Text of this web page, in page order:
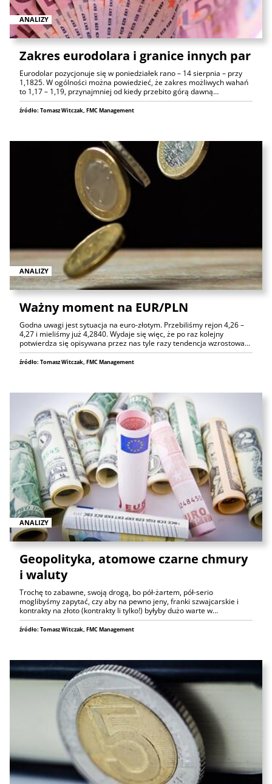
ANALIZY
Zakres eurodolara i granice innych par
Eurodolar pozycjonuje się w poniedziałek rano – 14 sierpnia – przy
1,1825. W ogólności można powiedzieć, że zakres możliwych wahań
to 1,17 – 1,19, przynajmniej od kiedy przebito górą dawną…
źródło: Tomasz Witczak, FMC Management
ANALIZY
Ważny moment na EUR/PLN
Godna uwagi jest sytuacja na euro-złotym. Przebiliśmy rejon 4,26 –
4,27 i mieliśmy już 4,2840. Wydaje się więc, że po raz kolejny
potwierdza się opisywana przez nas tyle razy tendencja wzrostowa…
źródło: Tomasz Witczak, FMC Management
ANALIZY
Geopolityka, atomowe czarne chmury
i waluty
Trochę to zabawne, swoją drogą, bo pół-żartem, pół-serio
moglibyśmy zapytać, czy aby na pewno jeny, franki szwajcarskie i
kontrakty na złoto (kontrakty li tylko!) byłyby dużo warte w…
źródło: Tomasz Witczak, FMC Management